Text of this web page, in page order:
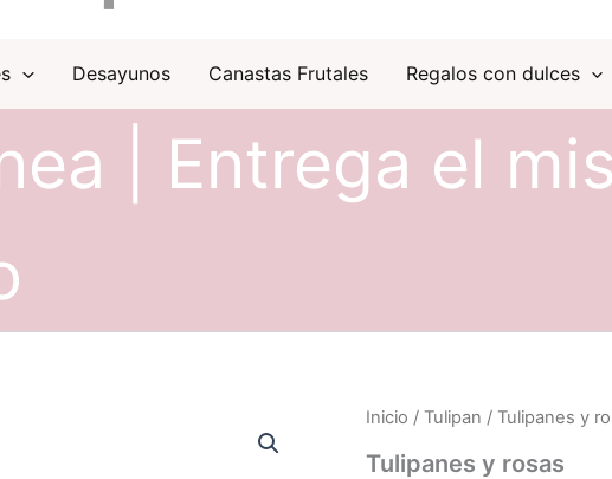
Desayunos Canastas Frutales Regalos con dulces
| Entrega el
Inicio / Tulipan / Tulipanes y
Tulipanes y rosas